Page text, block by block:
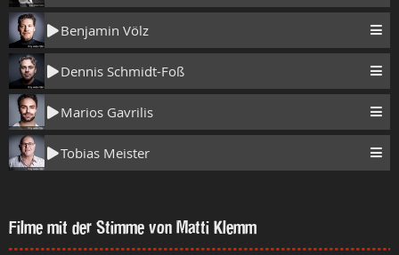
Benjamin Völz
Dennis Schmidt-Foß
Marios Gavrilis
Tobias Meister
Filme mit der Stimme von Matti Klemm